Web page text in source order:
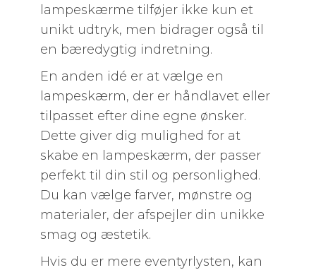
lampeskærme tilføjer ikke kun et
unikt udtryk, men bidrager også til
en bæredygtig indretning.
En anden idé er at vælge en
lampeskærm, der er håndlavet eller
tilpasset efter dine egne ønsker.
Dette giver dig mulighed for at
skabe en lampeskærm, der passer
perfekt til din stil og personlighed.
Du kan vælge farver, mønstre og
materialer, der afspejler din unikke
smag og æstetik.
Hvis du er mere eventyrlysten, kan